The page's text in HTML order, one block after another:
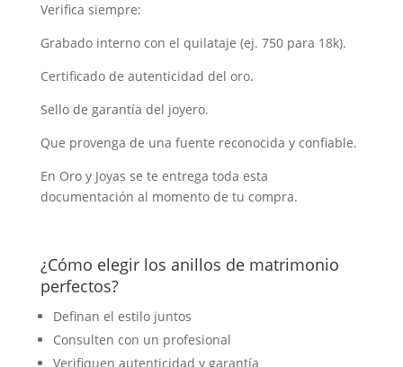
Verifica siempre:
Grabado interno con el quilataje (ej. 750 para 18k).
Certificado de autenticidad del oro.
Sello de garantía del joyero.
Que provenga de una fuente reconocida y confiable.
En Oro y Joyas se te entrega toda esta
documentación al momento de tu compra.
¿Cómo elegir los anillos de matrimonio
perfectos?
Definan el estilo juntos
Consulten con un profesional
Verifiquen autenticidad y garantía